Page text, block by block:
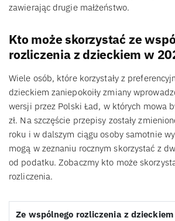
zawierając drugie małżeństwo.
Kto może skorzystać ze
rozliczenia z dzieckiem w
Wiele osób, które korzystały z
dzieckiem zaniepokoiły zmiany
wersji przez Polski Ład, w których mowa
zł. Na szczęście przepisy zostały
roku i w dalszym ciągu osoby samotnie
mogą w zeznaniu rocznym skorzystać z
od podatku. Zobaczmy kto może
rozliczenia.
Ze wspólnego rozliczenia z